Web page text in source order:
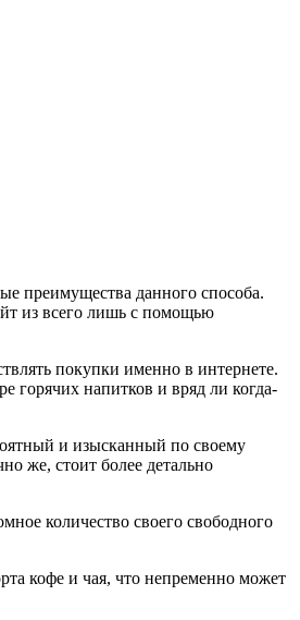
преимущества данного способа.
из всего лишь с помощью
покупки именно в интернете.
горячих напитков и вряд ли когда-
и изысканный по своему
же, стоит более детально
количество своего свободного
кофе и чая, что непременно может